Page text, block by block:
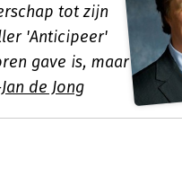
tot zijn
'Anticipeer'
gave is, maar
de Jong